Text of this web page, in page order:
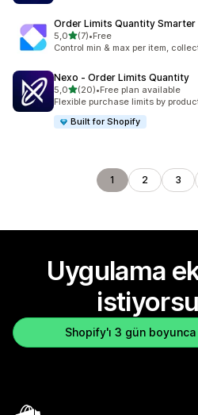
Order Limits Quantity Smarter
5,05 yıldız üzerinden
(7)
toplam 7 değerlendirme
•Free
Control min & max per item,
Nexo ‑ Order Limits Quantity
5,05 yıldız üzerinden
(20)
toplam 20 değerlendirme
•Free plan available
Flexible purchase limits by
Built for Shopify
1 2 3
Uygulama
Shopify'ı 3 gün